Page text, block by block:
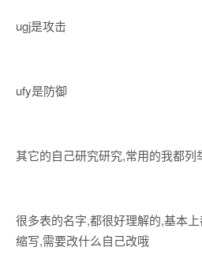
ugj是攻击
ufy是防御
其它的自己研究研究,常用的我都列
很多表的名字,都很好理解的,基本
缩写,需要改什么自己改哦